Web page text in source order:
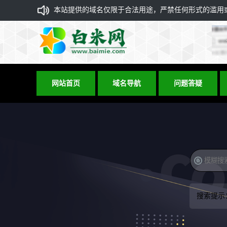
本站提供的域名仅限于合法用途，严禁任何形式的滥
网站首页 域名导航 问题答疑
搜索提示